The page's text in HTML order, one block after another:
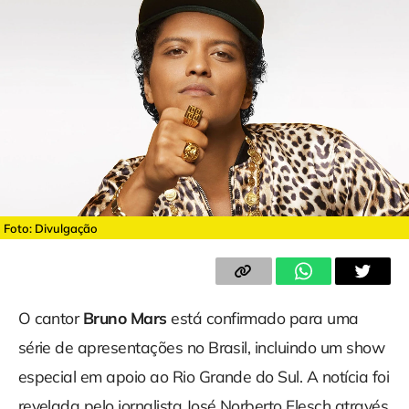
Foto: Divulgação
O cantorBruno Mars está confirmado para uma
série de apresentações no Brasil, incluindo um show
especial em apoio ao Rio Grande do Sul. A notícia foi